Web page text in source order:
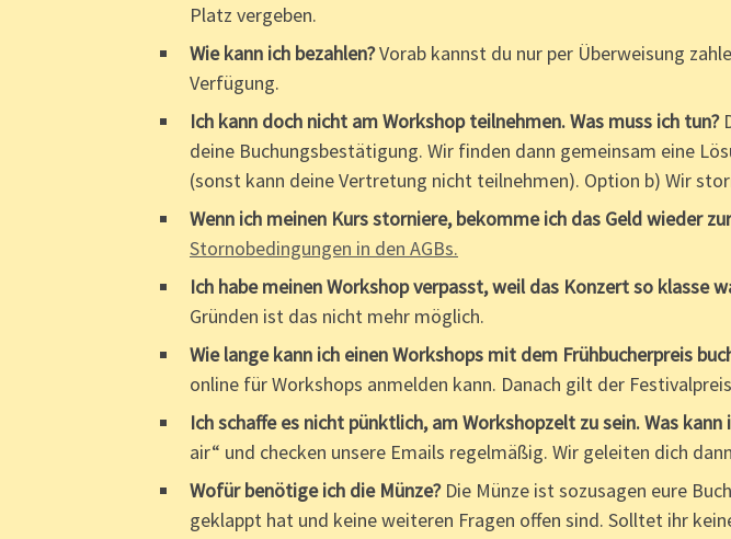
Platz vergeben.
Wie kann ich bezahlen?Vorab kannst du nur per Überweisung
Verfügung.
Ich kann doch nicht am Workshop teilnehmen. Was muss ich tun?
deine Buchungsbestätigung. Wir finden dann gemeinsam eine
(sonst kann deine Vertretung nicht teilnehmen). Option b) Wir
Wenn ich meinen Kurs storniere, bekomme ich das Geld wieder
Stornobedingungen in den AGBs.
Ich habe meinen Workshop verpasst, weil das Konzert so klasse
Gründen ist das nicht mehr möglich.
Wie lange kann ich einen Workshops mit dem Frühbucherpreis
online für Workshops anmelden kann. Danach gilt der
Ich schaffe es nicht pünktlich, am Workshopzelt zu sein. Was kann
air“ und checken unsere Emails regelmäßig. Wir geleiten dich
Wofür benötige ich die Münze?Die Münze ist sozusagen eure
geklappt hat und keine weiteren Fragen offen sind. Solltet ihr